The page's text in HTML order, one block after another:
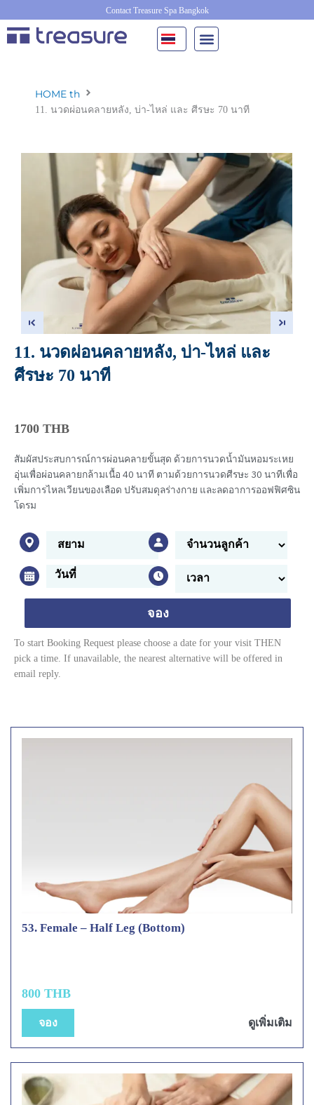
to
content
Contact Treasure Spa Bangkok
HOME th
11. นวดผ่อนคลายหลัง, บ่า-ไหล่ และ ศีรษะ 70 นาที
11. นวดผ่อนคลายหลัง, บ่า-ไหล่ และ
ศีรษะ 70 นาที
1700 THB
สัมผัสประสบการณ์การผ่อนคลายขั้นสุด ด้วยการนวดน้ำมันหอมระเหย
อุ่นเพื่อผ่อนคลายกล้ามเนื้อ 40 นาที ตามด้วยการนวดศีรษะ 30 นาทีเพื่อ
เพิ่มการไหลเวียนของเลือด ปรับสมดุลร่างกาย และลดอาการออฟฟิศซิน
โดรม
จอง
To start Booking Request please choose a date for your visit THEN
pick a time. If unavailable, the nearest alternative will be offered in
email reply.
53. Female – Half Leg (Bottom)
800 THB
จอง ดูเพิ่มเติม